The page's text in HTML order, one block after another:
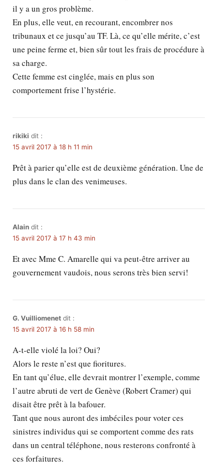
il y a un gros problème.
En plus, elle veut, en recourant, encombrer nos
tribunaux et ce jusqu’au TF. Là, ce qu’elle mérite, c’est
une peine ferme et, bien sûr tout les frais de procédure à
sa charge.
Cette femme est cinglée, mais en plus son
comportement frise l’hystérie.
rikiki dit :
15 avril 2017 à 18 h 11 min
Prêt à parier qu’elle est de deuxième génération. Une de
plus dans le clan des venimeuses.
Alain dit :
15 avril 2017 à 17 h 43 min
Et avec Mme C. Amarelle qui va peut-être arriver au
gouvernement vaudois, nous serons très bien servi!
G. Vuilliomenet dit :
15 avril 2017 à 16 h 58 min
A-t-elle violé la loi? Oui?
Alors le reste n’est que fioritures.
En tant qu’élue, elle devrait montrer l’exemple, comme
l’autre abruti de vert de Genève (Robert Cramer) qui
disait être prêt à la bafouer.
Tant que nous auront des imbéciles pour voter ces
sinistres individus qui se comportent comme des rats
dans un central téléphone, nous resterons confronté à
ces forfaitures.